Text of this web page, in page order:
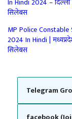
In Hindi 2024 –
सिलेबस
MP Police Constable
2024 In Hindi |
सिलेबस
Telegram